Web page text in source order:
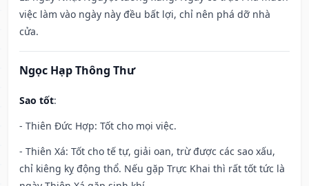
việc làm vào ngày này đều bất lợi, chỉ nên phá dỡ nhà
cửa.
Ngọc Hạp Thông Thư
Sao tốt:
- Thiên Đức Hợp: Tốt cho mọi việc.
- Thiên Xá: Tốt cho tế tự, giải oan, trừ được các sao xấu,
chỉ kiêng kỵ động thổ. Nếu gặp Trực Khai thì rất tốt tức là